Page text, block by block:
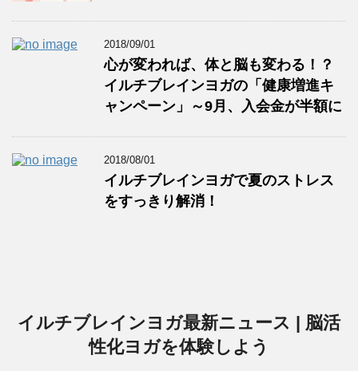
2018/09/01
心が変われば、体と脳も変わる！？
イルチブレインヨガの「健康増進キ
ャンペーン」～9月、入会金が半額に
2018/08/01
イルチブレインヨガで夏のストレス
をすっきり解消！
イルチブレインヨガ最新ニュース | 脳活
性化ヨガを体験しよう